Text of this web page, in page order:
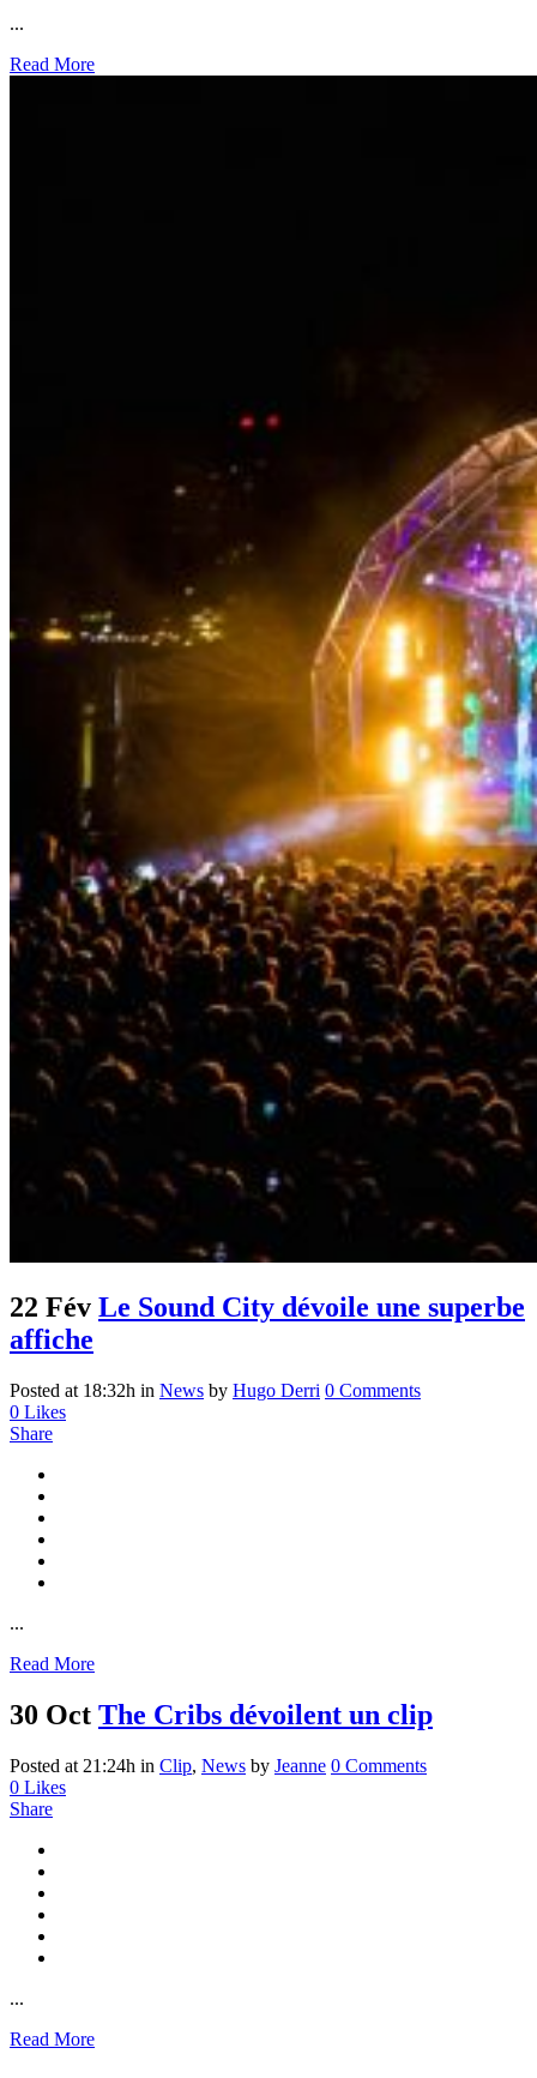
...
Read More
22 Fév Le Sound City dévoile une superbe
affiche
Posted at 18:32h in News by Hugo Derri 0 Comments
0 Likes
Share
...
Read More
30 Oct The Cribs dévoilent un clip
Posted at 21:24h in Clip, News by Jeanne 0 Comments
0 Likes
Share
...
Read More